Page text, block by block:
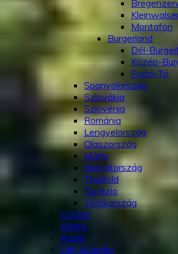
Montafon
Burgerland
Dél-
Közép-
Fertő-Tó
Spanyolország
Szlovákia
Szlovénia
Románia
Lengyelország
Olaszország
Málta
Horvátország
Thaiföld
Tunézia
Törökország
Európa
Afrika
Ázsia
Dél-Amerika